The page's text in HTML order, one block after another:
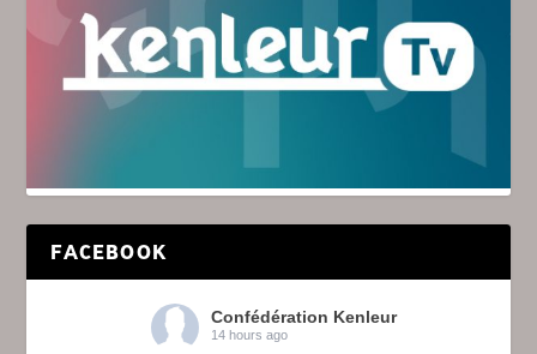
FACEBOOK
Confédération Kenleur
14 hours ago